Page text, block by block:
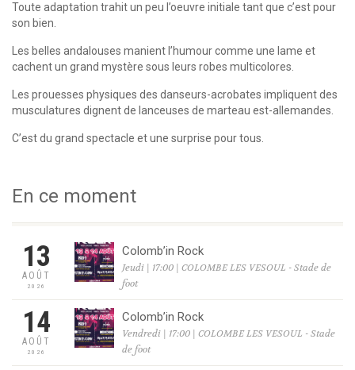
Toute adaptation trahit un peu l’oeuvre initiale tant que c’est pour
son bien.
Les belles andalouses manient l’humour comme une lame et
cachent un grand mystère sous leurs robes multicolores.
Les prouesses physiques des danseurs-acrobates impliquent des
musculatures dignent de lanceuses de marteau est-allemandes.
C’est du grand spectacle et une surprise pour tous.
En ce moment
13
AOÛT
2026
Colomb’in Rock
Jeudi | 17:00 | COLOMBE LES VESOUL - Stade de
foot
14
AOÛT
2026
Colomb’in Rock
Vendredi | 17:00 | COLOMBE LES VESOUL - Stade
de foot